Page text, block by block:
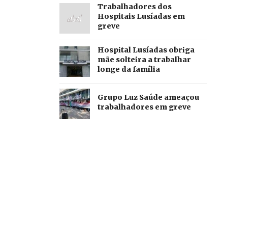
Trabalhadores dos
Hospitais Lusíadas em
greve
Hospital Lusíadas obriga
mãe solteira a trabalhar
longe da família
Grupo Luz Saúde ameaçou
trabalhadores em greve